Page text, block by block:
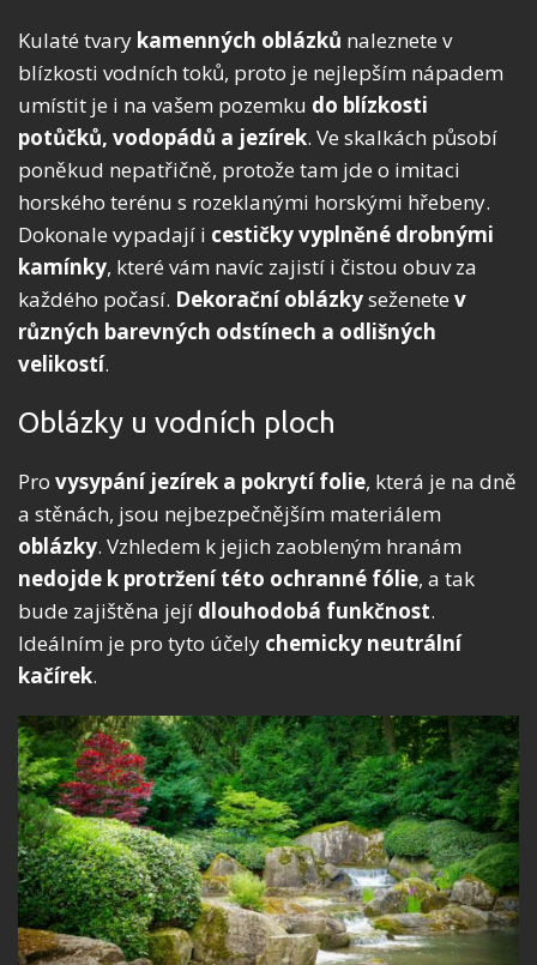
Kulaté tvary kamenných oblázků naleznete v
blízkosti vodních toků, proto je nejlepším nápadem
umístit je i na vašem pozemku do blízkosti
potůčků, vodopádů a jezírek. Ve skalkách působí
poněkud nepatřičně, protože tam jde o imitaci
horského terénu s rozeklanými horskými hřebeny.
Dokonale vypadají i cestičkyvyplněné drobnými
kamínky, které vám navíc zajistí i čistou obuv za
každého počasí. Dekorační oblázkyseženete v
různých barevných odstínech a odlišných
velikostí.
Oblázky u vodních ploch
Pro vysypání jezírek a pokrytí folie, která je na dně
a stěnách, jsou nejbezpečnějším materiálem
oblázky. Vzhledem k jejich zaobleným hranám
nedojde k protržení této ochranné fólie, a tak
bude zajištěna její dlouhodobá funkčnost.
Ideálním je pro tyto účely chemicky neutrální
kačírek.